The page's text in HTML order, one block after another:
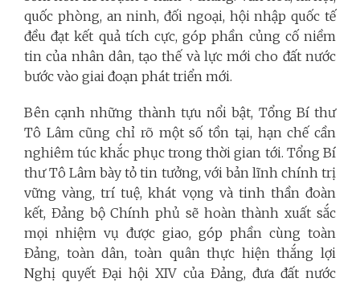
quốc phòng, an ninh, đối ngoại, hội nhập quốc tế
đều đạt kết quả tích cực, góp phần củng cố niềm
tin của nhân dân, tạo thế và lực mới cho đất nước
bước vào giai đoạn phát triển mới.
Bên cạnh những thành tựu nổi bật, Tổng Bí thư
Tô Lâm cũng chỉ rõ một số tồn tại, hạn chế cần
nghiêm túc khắc phục trong thời gian tới. Tổng Bí
thư Tô Lâm bày tỏ tin tưởng, với bản lĩnh chính trị
vững vàng, trí tuệ, khát vọng và tinh thần đoàn
kết, Đảng bộ Chính phủ sẽ hoàn thành xuất sắc
mọi nhiệm vụ được giao, góp phần cùng toàn
Đảng, toàn dân, toàn quân thực hiện thắng lợi
Nghị quyết Đại hội XIV của Đảng, đưa đất nước